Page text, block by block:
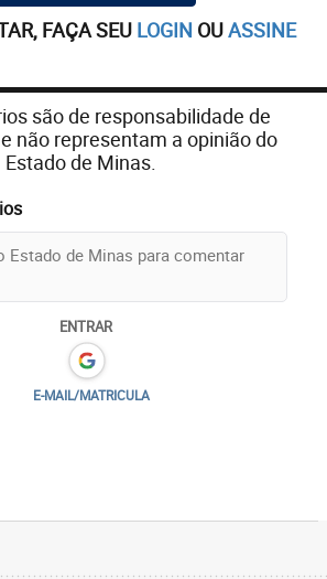
FAÇA SEU LOGIN OUASSINE
são de responsabilidade de
não representam a opinião do
Estado de Minas.
ENTRAR
E-MAIL/MATRICULA